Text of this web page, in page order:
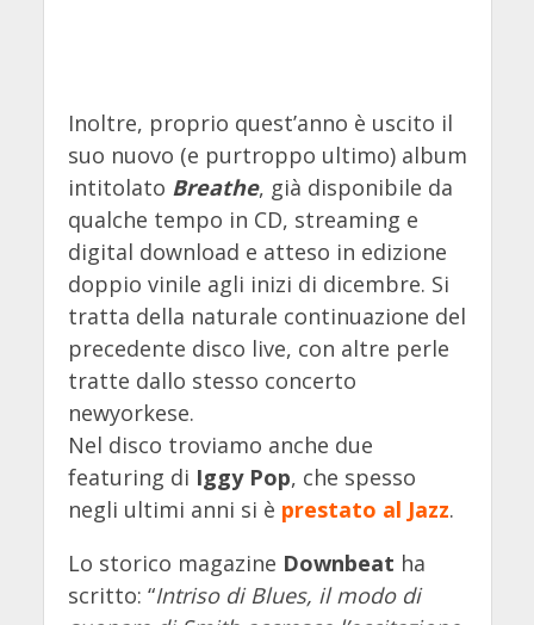
Inoltre, proprio quest’anno è uscito il
suo nuovo (e purtroppo ultimo) album
intitolato Breathe, già disponibile da
qualche tempo in CD, streaming e
digital download e atteso in edizione
doppio vinile agli inizi di dicembre. Si
tratta della naturale continuazione del
precedente disco live, con altre perle
tratte dallo stesso concerto
newyorkese.
Nel disco troviamo anche due
featuring di Iggy Pop, che spesso
negli ultimi anni si è prestato al Jazz.
Lo storico magazine Downbeat ha
scritto: “Intriso di Blues, il modo di